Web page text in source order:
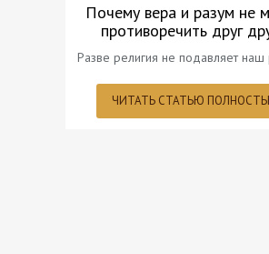
Почему вера и разум не
противоречить друг
Разве религия не подавляет наш
ЧИТАТЬ СТАТЬЮ